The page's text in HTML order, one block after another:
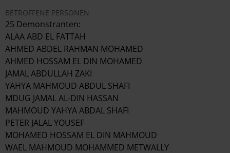
BETROFFENE PERSONEN
25 Demonstranten:
ALAA ABD EL FATTAH
AHMED ABDEL RAHMAN MOHAMED
AHMED HOSSAM EL DIN MOHAMED
JAMAL ABDULLAH ZAKI
YAHYA MAHMOUD ABDUL SHAFI
MDUG JAMAL AL-DIN HASSAN
MAHMOUD YAHYA ABDAL SHAFI
PETER JALAL YOUSEF
MOHAMED HOSSAM EL DIN MAHMOUD
WAEL MAHMOUD MOHAMMED METWALLY